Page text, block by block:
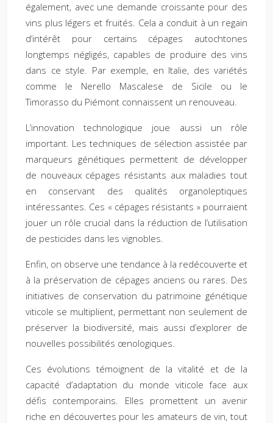
également, avec une demande croissante pour des
vins plus légers et fruités. Cela a conduit à un regain
d’intérêt pour certains cépages autochtones
longtemps négligés, capables de produire des vins
dans ce style. Par exemple, en Italie, des variétés
comme le Nerello Mascalese de Sicile ou le
Timorasso du Piémont connaissent un renouveau.
L’innovation technologique joue aussi un rôle
important. Les techniques de sélection assistée par
marqueurs génétiques permettent de développer
de nouveaux cépages résistants aux maladies tout
en conservant des qualités organoleptiques
intéressantes. Ces « cépages résistants » pourraient
jouer un rôle crucial dans la réduction de l’utilisation
de pesticides dans les vignobles.
Enfin, on observe une tendance à la redécouverte et
à la préservation de cépages anciens ou rares. Des
initiatives de conservation du patrimoine génétique
viticole se multiplient, permettant non seulement de
préserver la biodiversité, mais aussi d’explorer de
nouvelles possibilités œnologiques.
Ces évolutions témoignent de la vitalité et de la
capacité d’adaptation du monde viticole face aux
défis contemporains. Elles promettent un avenir
riche en découvertes pour les amateurs de vin, tout